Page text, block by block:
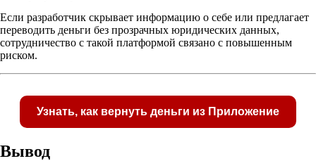
Если разработчик скрывает информацию о себе или предлагает
переводить деньги без прозрачных юридических данных,
сотрудничество с такой платформой связано с повышенным
риском.
Узнать, как вернуть деньги из Приложение
Вывод